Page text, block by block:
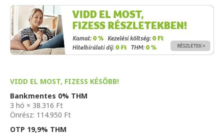
VIDD EL MOST, FIZESS KÉSŐBB!
Bankmentes 0% THM
3 hó × 38.316 Ft
Önrész: 114.950 Ft
OTP 19,9% THM